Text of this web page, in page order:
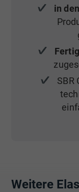
in
SBR
Weitere